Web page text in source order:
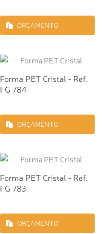
ORÇAMENTO
Forma PET Cristal - Ref.
FG 784
ORÇAMENTO
Forma PET Cristal - Ref.
FG 783
ORÇAMENTO